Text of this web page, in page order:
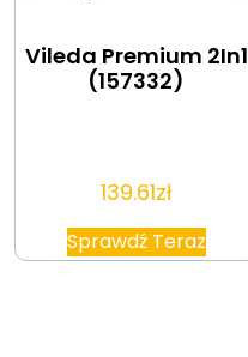
Vileda Premium 2In1
(157332)
139.61zł
Sprawdź Teraz